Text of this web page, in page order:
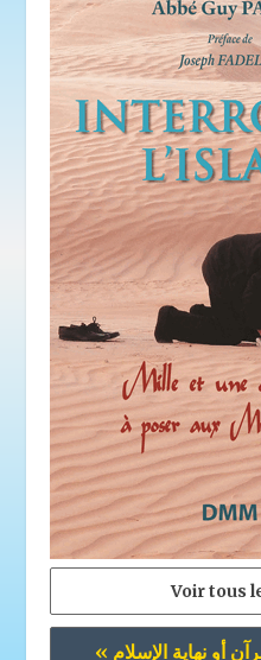
Voir tous
أو نهاية الإسلام »